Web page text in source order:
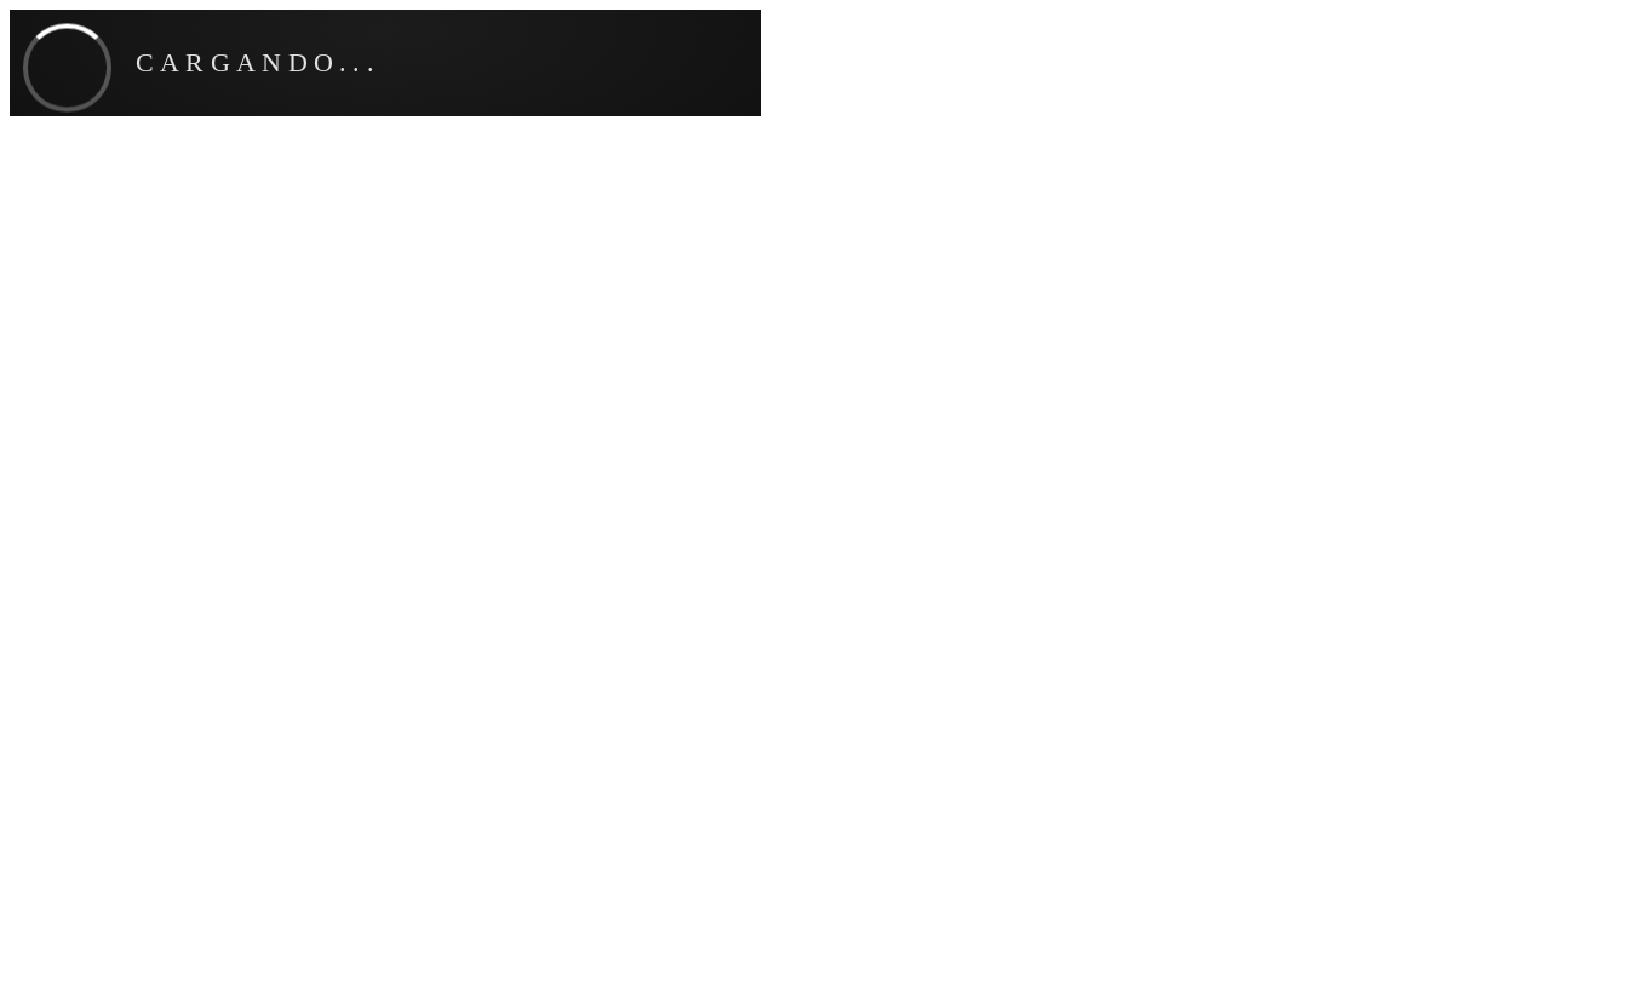
CARGANDO...